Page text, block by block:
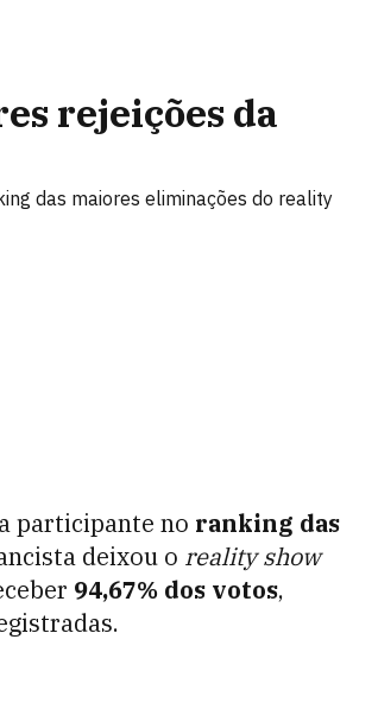
rejeições da
das maiores eliminações do reality
participante no ranking das
deixou o reality show
94,67% dos votos,